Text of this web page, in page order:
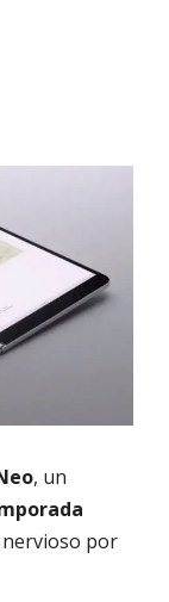
, un
nervioso por